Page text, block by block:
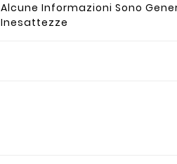
Alcune Informazioni Sono
Inesattezze